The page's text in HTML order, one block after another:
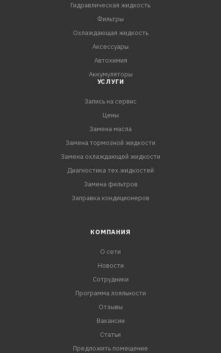
ZF TE-ML 02B/05A/12L/12N/16B/17B/19B/21A
ZF TE-ML 05B/07A/08/12B/12E/12M/16C/19C/21B
Гидравлическая жидкость
Фильтры
Охлаждающая жидкость
Аксессуары
Автохимия
Аккумуляторы
УСЛУГИ
Запись на сервис
Цены
Замена масла
Замена тормозной жидкости
Замена охлаждающей жидкости
Диагностика тех.жидкостей
Замена фильтров
Заправка кондиционеров
КОМПАНИЯ
О сети
Новости
Сотрудники
Программа лояльности
Отзывы
Вакансии
Статьи
Предложить помещение